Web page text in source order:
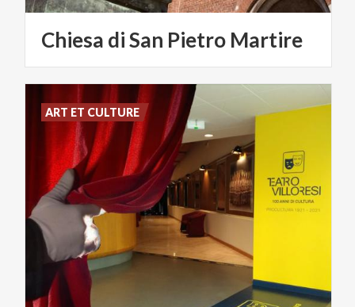
Chiesa diSan Pietro Martire
ART ET CULTURE